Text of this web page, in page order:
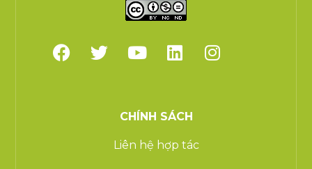
CHÍNH SÁCH
Liên hệ hợp tác